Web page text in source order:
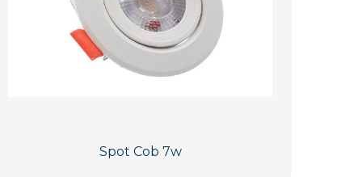
Spot Cob 7w